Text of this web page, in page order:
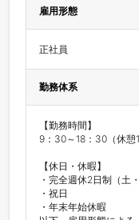
雇用形態
正社員
勤務体系
【勤務時間】
9：30～18：30（休憩1
【休日・休暇】
・完全週休2日制（土・
・祝日
・年末年始休暇